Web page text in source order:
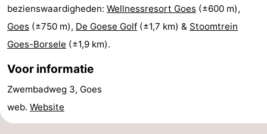
Zoutelande
Actief
Praktisch
Route
bezienswaardigheden: Wellnessresort Goes (±600 m),
Goes (±750 m), De Goese Golf (±1,7 km) & Stoomtrein
Goes-Borsele (±1,9 km).
Voor informatie
Zwembadweg 3, Goes
web. Website